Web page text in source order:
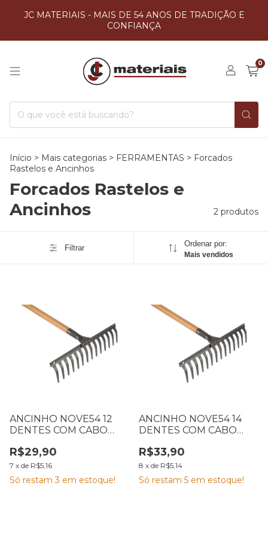
JC MATERIAIS - MAIS DE 54 ANOS DE TRADIÇÃO E
CONFIANÇA
0
Início > Mais categorias > FERRAMENTAS > Forcados
Rastelos e Ancinhos
Forcados Rastelos e
Ancinhos
2 produtos
Filtrar Ordenar por:
Mais vendidos
ANCINHO NOVE54 12
DENTES COM CABO
R$29,90
7 x de R$5,16
Só restam3 em estoque!
ANCINHO NOVE54 14
DENTES COM CABO
R$33,90
8 x de R$5,14
Só restam 5 em estoque!